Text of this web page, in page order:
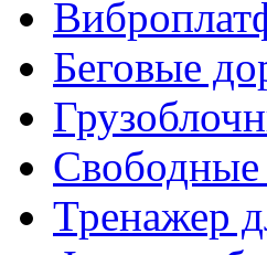
Беговые
Свободные
Тренажер